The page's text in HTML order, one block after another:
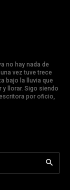
no hay nada de
vez tuve trece
bajo la lluvia que
llorar. Sigo siendo
por oficio,